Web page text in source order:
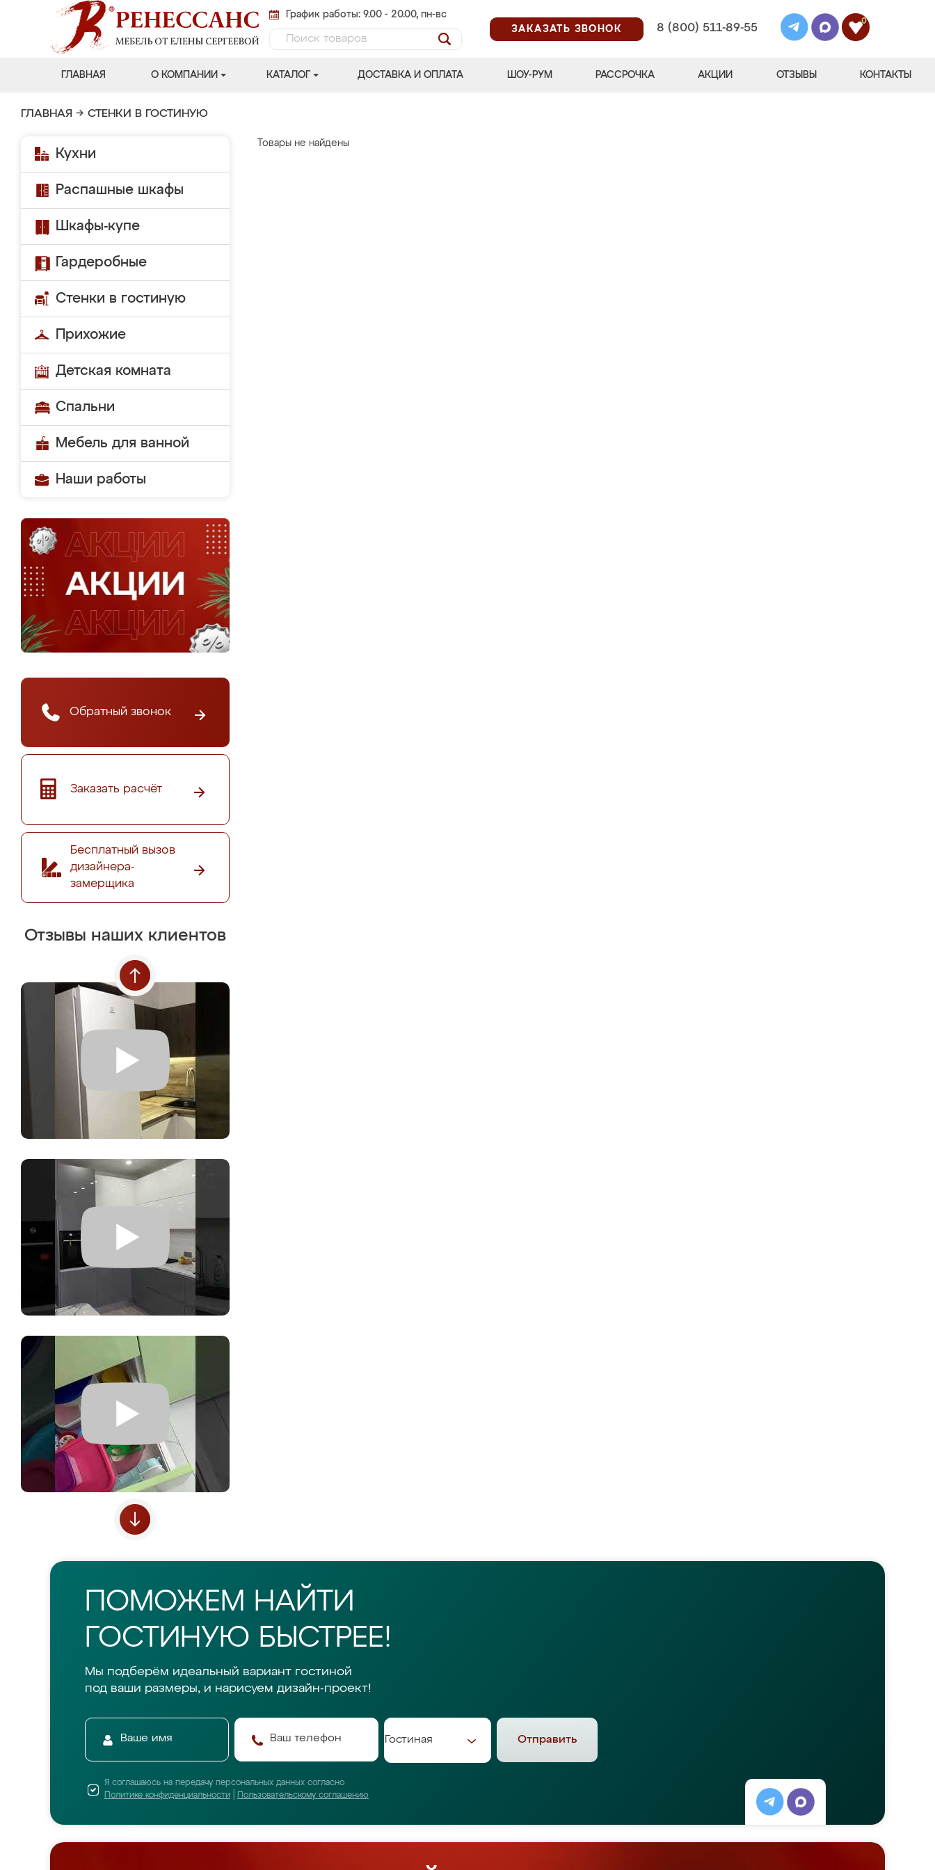
График работы: 9.00 - 20.00, пн-вс
ЗАКАЗАТЬ ЗВОНОК
8 (800) 511-89-55
0
ГЛАВНАЯ О КОМПАНИИ КАТАЛОГ ДОСТАВКА И ОПЛАТА ШОУ-РУМ РАССРОЧКА АКЦИИ ОТЗЫВЫ КОНТАКТЫ
ГЛАВНАЯ → СТЕНКИ В ГОСТИНУЮ
Кухни
Распашные шкафы
Шкафы-купе
Гардеробные
Стенки в гостиную
Прихожие
Детская комната
Спальни
Мебель для ванной
Наши работы
Обратный звонок
Заказать расчёт
Бесплатный вызов
дизайнера-
замерщика
Отзывы наших клиентов
Товары не найдены
ПОМОЖЕМ НАЙТИ
ГОСТИНУЮ БЫСТРЕЕ!
Мы подберём идеальный вариант гостиной
под ваши размеры, и нарисуем дизайн-проект!
Отправить
Я соглашаюсь на передачу персональных данных согласно
Политике конфиденциальности
Пользовательскому соглашению